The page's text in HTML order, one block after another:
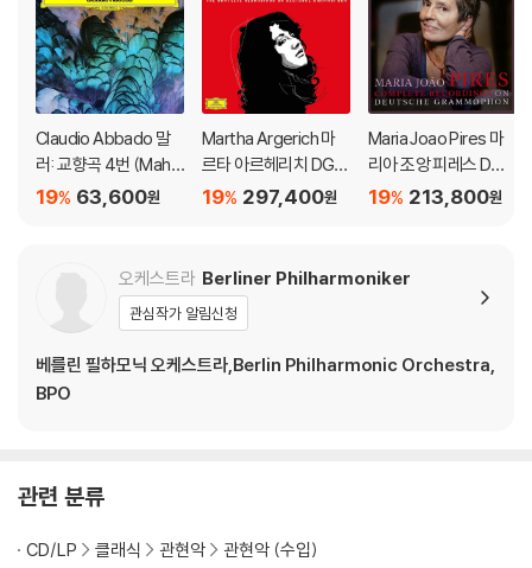
Claudio Abbado 말
러: 교향곡 4번 (Mahle
r: Symphony No. 4)
63,600원
19%
Martha Argerich 마
르타 아르헤리치 DG,
Philips 전곡집 (The C
mmophon)
297,400원
19%
Maria Joao Pires 마
리아 조앙 피레스 DG
녹음 전집 (Complete
n)
213,800원
19%
오케스트라 Berliner Philharmoniker
관심작가 알림신청
베를린 필하모닉 오케스트라,Berlin Philharmonic Orchestra,
BPO
관련 분류
CD/LP 클래식 관현악
관현악 (수입)